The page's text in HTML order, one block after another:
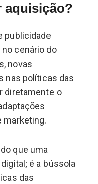
aquisição?
publicidade
cenário do
novas
nas políticas das
diretamente o
marketing.
que uma
é a bússola
das